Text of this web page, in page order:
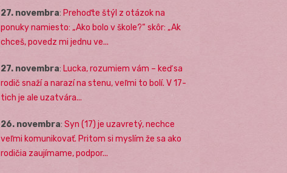
27. novembra: Prehoďte štýl z otázok na
ponuky namiesto: „Ako bolo v škole?“ skôr: „Ak
chceš, povedz mi jednu ve...
27. novembra: Lucka, rozumiem vám – keď sa
rodič snaží a narazí na stenu, veľmi to bolí. V 17-
tich je ale uzatvára...
26. novembra: Syn (17) je uzavretý, nechce
veľmi komunikovať. Pritom si myslím že sa ako
rodičia zaujímame, podpor...